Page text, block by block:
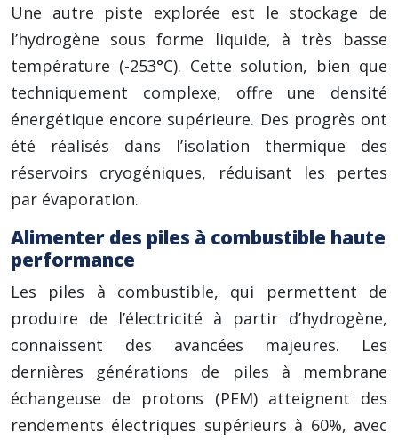
Une autre piste explorée est le stockage de
l’hydrogène sous forme liquide, à très basse
température (-253°C). Cette solution, bien que
techniquement complexe, offre une densité
énergétique encore supérieure. Des progrès ont
été réalisés dans l’isolation thermique des
réservoirs cryogéniques, réduisant les pertes
par évaporation.
Alimenter des piles à combustible haute
performance
Les piles à combustible, qui permettent de
produire de l’électricité à partir d’hydrogène,
connaissent des avancées majeures. Les
dernières générations de piles à membrane
échangeuse de protons (PEM) atteignent des
rendements électriques supérieurs à 60%, avec